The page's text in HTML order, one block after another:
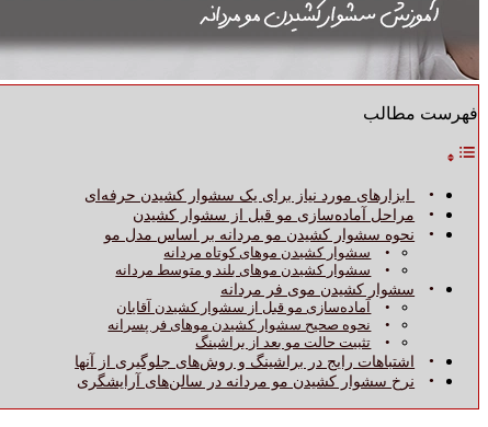
فهرست مطالب
ابزارهای مورد نیاز برای یک سشوار کشیدن حرفه‌ای
مراحل آماده‌سازی مو قبل از سشوار کشیدن
نحوه سشوار کشیدن مو مردانه بر اساس مدل مو
سشوار کشیدن موهای کوتاه مردانه
سشوار کشیدن موهای بلند و متوسط مردانه
سشوار کشیدن موی فر مردانه
آماده‌سازی مو قبل از سشوار کشیدن آقایان
نحوه صحیح سشوار کشیدن موهای فر پسرانه
تثبیت حالت مو بعد از براشینگ
اشتباهات رایج در براشینگ و روش‌های جلوگیری از آنها
نرخ سشوار کشیدن مو مردانه در سالن‌های آرایشگری